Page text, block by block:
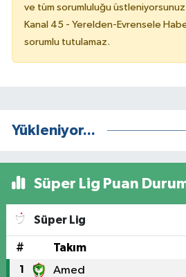
ve tüm sorumluluğu
Kanal 45 - Yerelden-Evrensele
sorumlu tutulamaz.
Yükleniyor...
Süper Lig Puan
Süper Lig
# Takım
1 Amed